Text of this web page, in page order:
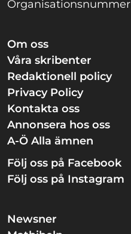
Organisationsnummer
Om oss
Våra skribenter
Redaktionell policy
Privacy Policy
Kontakta oss
Annonsera hos oss
A-Ö Alla ämnen
Följ oss på Facebook
Följ oss på Instagram
Newsner